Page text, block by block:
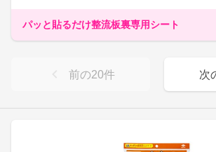
パッと貼るだけ整流板裏専用シート
前の20件 次